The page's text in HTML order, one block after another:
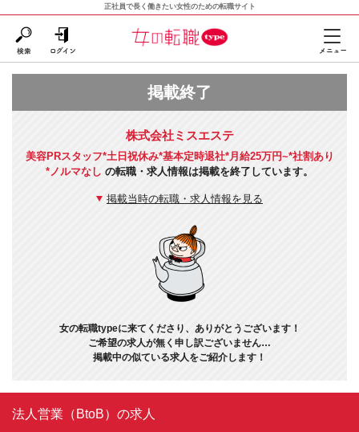
正社員で長く働きたい女性のための転職サイト
掲載終了
株式会社ミスエステ
美容PRスタッフ*土日祝休み*基本定時退社*月給25万円~*社割あり
*ノルマなし の転職・求人情報は掲載を終了しています。
掲載当時の転職・求人情報を見る
女の転職typeに来てくださり、ありがとうございます！
ご希望の求人が無く申し訳ございません…
掲載中の似ている求人をご紹介します！
法人営業（BtoB）の求人